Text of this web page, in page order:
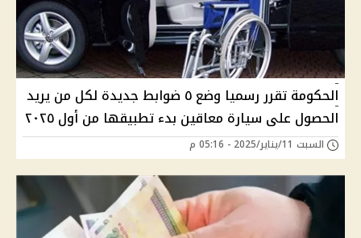
الحكومة تقرر رسميا وضع ٥ ضوابط جديدة لكل من يريد
الحصول على سيارة معاقين بدء تطبيقها من أول ٢٠٢٥
السبت 11/يناير/2025 - 05:16 م